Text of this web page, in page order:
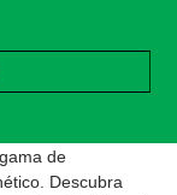
de
Descubra